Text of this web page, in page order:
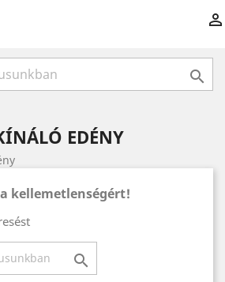


EDÉNY
kellemetlenségért!
